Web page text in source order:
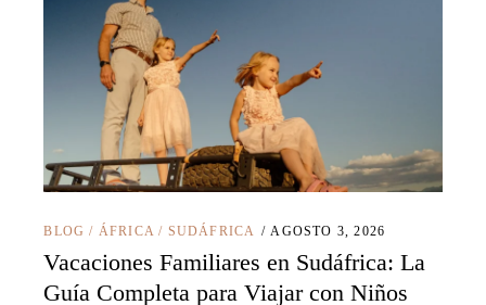
BLOG / ÁFRICA / SUDÁFRICA AGOSTO 3, 2026
Vacaciones Familiares en Sudáfrica: La
Guía Completa para Viajar con Niños